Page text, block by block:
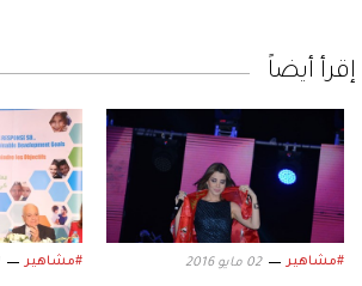
إقرأ أيضاً
#مشاهير 02 مايو 2016 #مشاهير